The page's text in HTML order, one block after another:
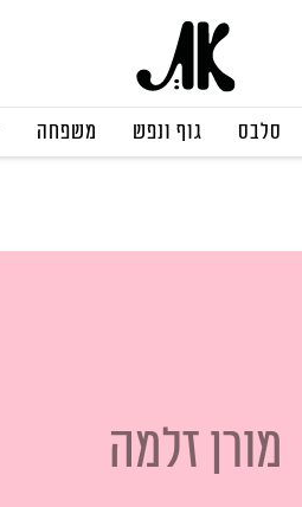
סלבס גוף ונפש משפחה
מורן זלמה